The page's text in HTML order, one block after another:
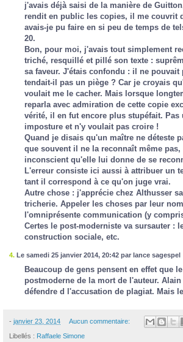
j'avais déjà saisi de la manière de
rendit en public les copies, il me couvrit
avais-je pu faire en si peu de temps de
20.
Bon, pour moi, j'avais tout simplement
triché, resquillé et pillé son texte :
sa faveur. J'étais confondu : il ne pouvait
tendait-il pas un piège ? Car je croyais
voulait me le cacher. Mais lorsque
reparla avec admiration de cette copie
vérité, il en fut encore plus stupéfait.
imposture et n'y voulait pas croire !
Quand je disais qu'un maître ne déteste
que souvent il ne la reconnaît même
inconscient qu'elle lui donne de se
L'erreur consiste ici aussi à attribuer un
tant il correspond à ce qu'on juge vrai.
Autre chose : j'apprécie chez Althusser
tricherie. Appeler les choses par leur
l'omniprésente communication (y
Certes le post-moderniste va sursauter :
construction sociale, etc.
4. Le samedi 25 janvier 2014, 20:42 par lance sagespel
Beaucoup de gens pensent en effet que
postmoderne de la mort de l'auteur.
défendre d l'accusation de plagiat. Mais
- janvier 23, 2014 Aucun commentaire:
Libellés : Raffaele Simone